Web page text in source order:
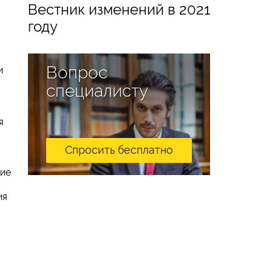
Вестник изменений в 2021
году
Вопрос
специалисту
Спросить бесплатно